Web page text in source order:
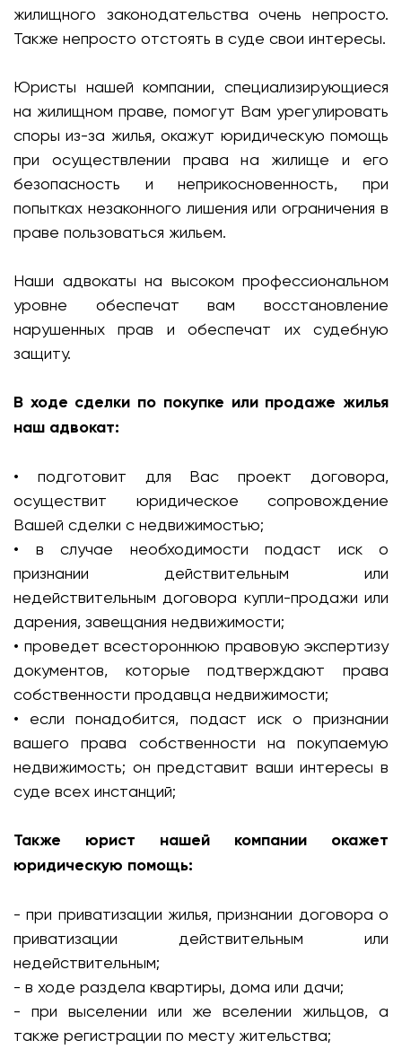
жилищного законодательства очень непросто.
Также непросто отстоять в суде свои интересы.
Юристы нашей компании, специализирующиеся
на жилищном праве, помогут Вам урегулировать
споры из-за жилья, окажут юридическую помощь
при осуществлении права на жилище и его
безопасность и неприкосновенность, при
попытках незаконного лишения или ограничения в
праве пользоваться жильем.
Наши адвокаты на высоком профессиональном
уровне обеспечат вам восстановление
нарушенных прав и обеспечат их судебную
защиту.
В ходе сделки по покупке или продаже жилья
наш адвокат:
• подготовит для Вас проект договора,
осуществит юридическое сопровождение
Вашей сделки с недвижимостью;
• в случае необходимости подаст иск о
признании действительным или
недействительным договора купли-продажи или
дарения, завещания недвижимости;
• проведет всестороннюю правовую экспертизу
документов, которые подтверждают права
собственности продавца недвижимости;
• если понадобится, подаст иск о признании
вашего права собственности на покупаемую
недвижимость; он представит ваши интересы в
суде всех инстанций;
Также юрист нашей компании окажет
юридическую помощь:
- при приватизации жилья, признании договора о
приватизации действительным или
недействительным;
- в ходе раздела квартиры, дома или дачи;
- при выселении или же вселении жильцов, а
также регистрации по месту жительства;